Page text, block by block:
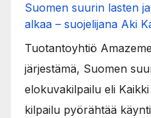
Suomen suurin lasten
alkaa – suojelijana Aki
Tuotantoyhtiö
järjestämä, Suomen
elokuvakilpailu eli
kilpailu pyörähtää